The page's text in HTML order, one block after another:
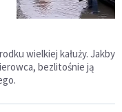
wielkiej kałuży. Jakby
bezlitośnie ją